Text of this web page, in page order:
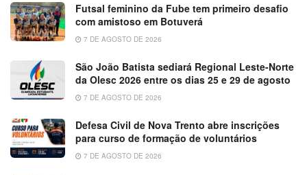
Futsal feminino da Fube tem primeiro desafio
com amistoso em Botuverá
7 DE AGOSTO DE 2026
São João Batista sediará Regional Leste-Norte
da Olesc 2026 entre os dias 25 e 29 de agosto
7 DE AGOSTO DE 2026
Defesa Civil de Nova Trento abre inscrições
para curso de formação de voluntários
7 DE AGOSTO DE 2026